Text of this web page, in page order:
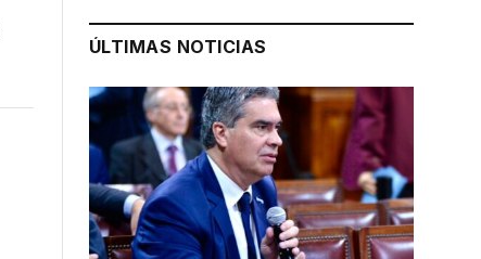
ÚLTIMAS NOTICIAS